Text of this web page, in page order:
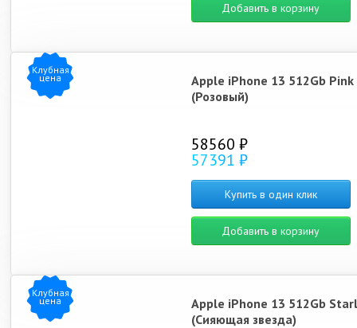
Добавить в корзину
Клубная
цена
Apple iPhone 13 512Gb Pink
(Розовый)
58560 ₽
57391 ₽
Купить в один клик
Добавить в корзину
Клубная
цена
Apple iPhone 13 512Gb
(Сияющая звезда)